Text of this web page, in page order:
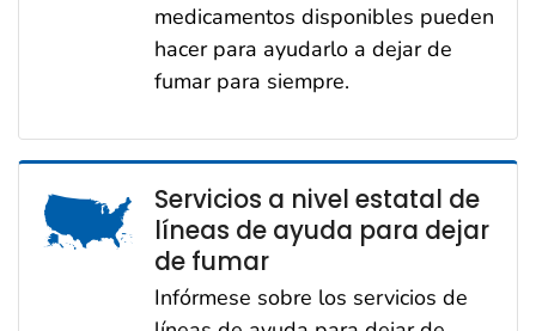
medicamentos disponibles pueden
hacer para ayudarlo a dejar de
fumar para siempre.
Servicios a nivel estatal de
líneas de ayuda para dejar
de fumar
Infórmese sobre los servicios de